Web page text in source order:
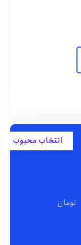
انتخاب محبوب
تومان